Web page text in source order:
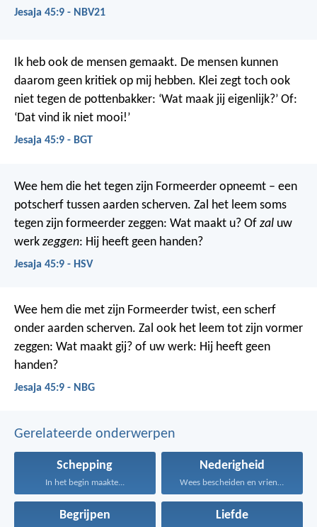
Jesaja 45:9 - NBV21
Ik heb ook de mensen gemaakt. De mensen kunnen
daarom geen kritiek op mij hebben. Klei zegt toch ook
niet tegen de pottenbakker: ‘Wat maak jij eigenlijk?’ Of:
‘Dat vind ik niet mooi!’
Jesaja 45:9 - BGT
Wee hem die het tegen zijn Formeerder opneemt – een
potscherf tussen aarden scherven. Zal het leem soms
tegen zijn formeerder zeggen: Wat maakt u? Of zal uw
werk zeggen: Hij heeft geen handen?
Jesaja 45:9 - HSV
Wee hem die met zijn Formeerder twist, een scherf
onder aarden scherven. Zal ook het leem tot zijn vormer
zeggen: Wat maakt gij? of uw werk: Hij heeft geen
handen?
Jesaja 45:9 - NBG
Gerelateerde onderwerpen
Schepping
In het begin maakte...
Nederigheid
Wees bescheiden en vriendelijk...
Begrijpen Liefde